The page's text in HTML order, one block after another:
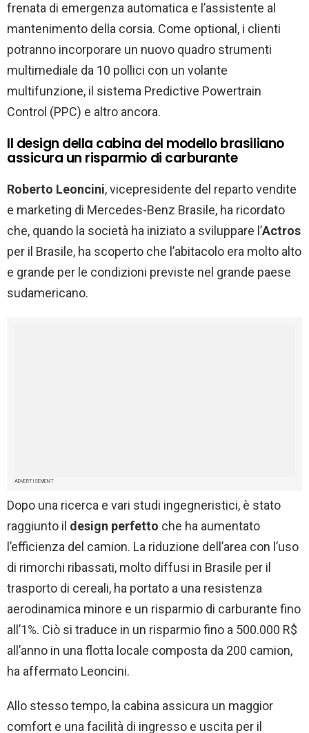
frenata di emergenza automatica e l’assistente al
mantenimento della corsia. Come optional, i clienti
potranno incorporare un nuovo quadro strumenti
multimediale da 10 pollici con un volante
multifunzione, il sistema Predictive Powertrain
Control (PPC) e altro ancora.
Il design della cabina del modello brasiliano
assicura un risparmio di carburante
Roberto Leoncini, vicepresidente del reparto vendite
e marketing di Mercedes-Benz Brasile, ha ricordato
che, quando la società ha iniziato a sviluppare l’Actros
per il Brasile, ha scoperto che l’abitacolo era molto alto
e grande per le condizioni previste nel grande paese
sudamericano.
ADVERTISEMENT
Dopo una ricerca e vari studi ingegneristici, è stato
raggiunto il design perfetto che ha aumentato
l’efficienza del camion. La riduzione dell’area con l’uso
di rimorchi ribassati, molto diffusi in Brasile per il
trasporto di cereali, ha portato a una resistenza
aerodinamica minore e un risparmio di carburante fino
all’1%. Ciò si traduce in un risparmio fino a 500.000 R$
all’anno in una flotta locale composta da 200 camion,
ha affermato Leoncini.
Allo stesso tempo, la cabina assicura un maggior
comfort e una facilità di ingresso e uscita per il